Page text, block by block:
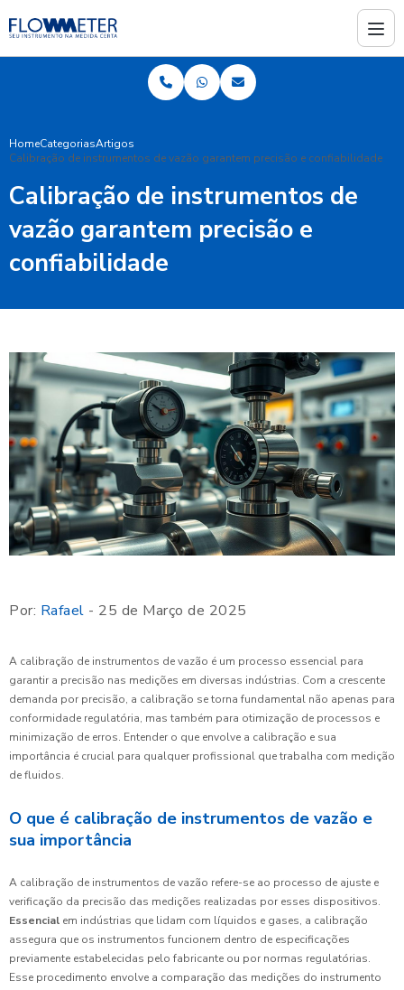
HomeCategoriasArtigos
Calibração de instrumentos de vazão garantem precisão e confiabilidade
Calibração de instrumentos de
vazão garantem precisão e
confiabilidade
Por: Rafael - 25 de Março de 2025
A calibração de instrumentos de vazão é um processo essencial para
garantir a precisão nas medições em diversas indústrias. Com a crescente
demanda por precisão, a calibração se torna fundamental não apenas para
conformidade regulatória, mas também para otimização de processos e
minimização de erros. Entender o que envolve a calibração e sua
importância é crucial para qualquer profissional que trabalha com medição
de fluidos.
O que é calibração de instrumentos de vazão e
sua importância
A calibração de instrumentos de vazão refere-se ao processo de ajuste e
verificação da precisão das medições realizadas por esses dispositivos.
Essencial em indústrias que lidam com líquidos e gases, a calibração
assegura que os instrumentos funcionem dentro de especificações
previamente estabelecidas pelo fabricante ou por normas regulatórias.
Esse procedimento envolve a comparação das medições do instrumento